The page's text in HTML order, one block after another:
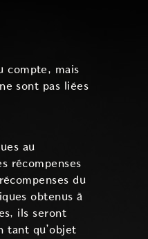
compte, mais
sont pas liées
au
récompenses
du
obtenus à
ils seront
tant qu’objet